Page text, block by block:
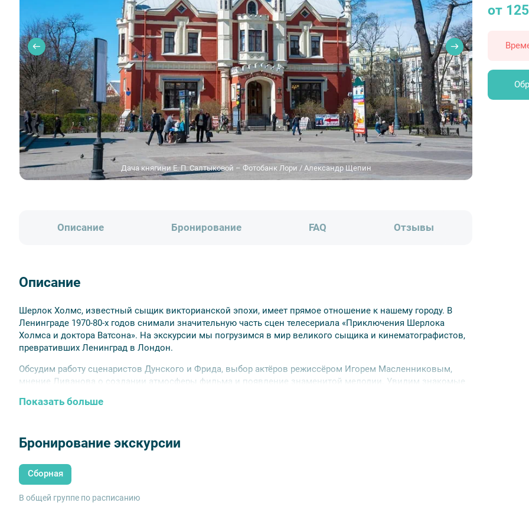
Дача княгини Е. П. Салтыковой – Фотобанк Лори / Александр Щепин
от
Описание Бронирование FAQ Отзывы
Описание
Шерлок Холмс, известный сыщик викторианской эпохи, имеет прямое отношение к нашему городу. В
Ленинграде 1970-80-х годов снимали значительную часть сцен телесериала «Приключения Шерлока
Холмса и доктора Ватсона». На экскурсии мы погрузимся в мир великого сыщика и кинематографистов,
превративших Ленинград в Лондон.
Обсудим работу сценаристов Дунского и Фрида, выбор актёров режиссёром Игорем Масленниковым,
мнение Ливанова о создании атмосферы фильма и появление знаменитой мелодии. Увидим знакомые
в разных городах, где жила Ирен Адлер, и как сложилась судьба героев киноэпопеи.
Показать больше
Бронирование экскурсии
Сборная
В общей группе по расписанию